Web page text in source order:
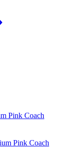
Pink Coach
Pink Coach